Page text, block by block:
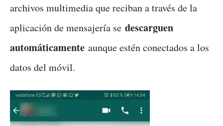
archivos multimedia que reciban a través de la
aplicación de mensajería se descarguen
automáticamente aunque estén conectados a los
datos del móvil.